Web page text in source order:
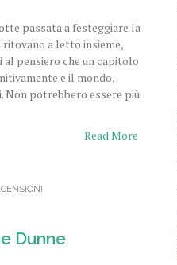
passata a festeggiare la
ritovano a letto insieme,
pensiero che un capitolo
e il mondo,
Non potrebbero essere più
Read More
Dunne